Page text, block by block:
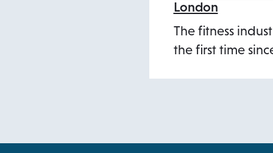
London
The fitness
the first time